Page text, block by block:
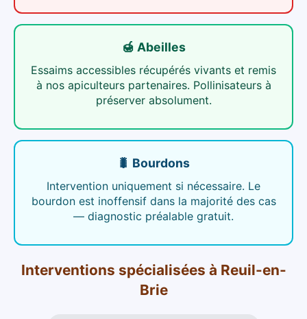
🍯 Abeilles
Essaims accessibles récupérés vivants et remis
à nos apiculteurs partenaires. Pollinisateurs à
préserver absolument.
🐛 Bourdons
Intervention uniquement si nécessaire. Le
bourdon est inoffensif dans la majorité des cas
— diagnostic préalable gratuit.
Interventions spécialisées à Reuil-en-
Brie